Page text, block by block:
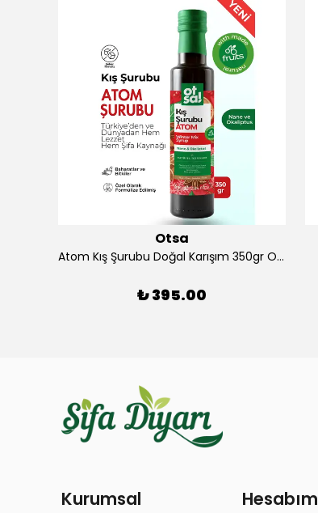
Otsa
Atom Kış Şurubu Doğal Karışım 350gr Otsa
₺ 395.00
Kurumsal Hesabım